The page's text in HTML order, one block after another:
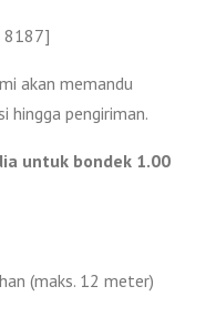
8187]
akan memandu
hingga pengiriman.
untuk bondek 1.00
(maks. 12 meter)